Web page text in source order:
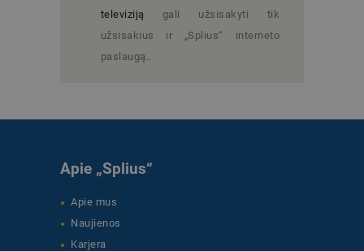
televiziją gali užsisakyti tik
užsisakius ir „Splius“ interneto
paslaugą..
Apie „Splius“
Apie mus
Naujienos
Karjera